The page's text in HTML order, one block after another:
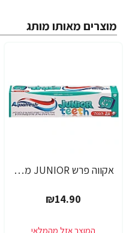
מוצרים מאותו מותג
אקווה פרש JUNIOR משחת שיניים לילדים +6 - 50 מ"ל
₪14.90